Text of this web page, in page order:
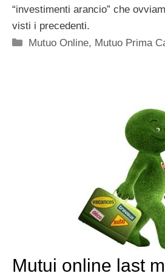
“investimenti arancio” che
visti i precedenti.
Categorie
Mutuo Online, Mutuo Prima
Mutui online last